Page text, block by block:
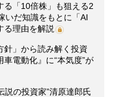
「10倍株」も狙える2
だ知識をもとに「AI
る理由を解説
針」から読み解く投資
電動化』に“本気度”が
説の投資家”清原達郎氏